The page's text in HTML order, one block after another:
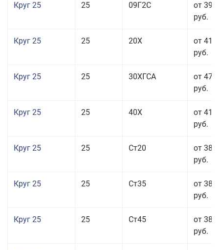
Круг 25 25 09Г2С
от 39
руб.
Круг 25 25 20Х
от 41
руб.
Круг 25 25 30ХГСА
от 47
руб.
Круг 25 25 40Х
от 41
руб.
Круг 25 25 Ст20
от 38
руб.
Круг 25 25 Ст35
от 38
руб.
Круг 25 25 Ст45
от 38
руб.